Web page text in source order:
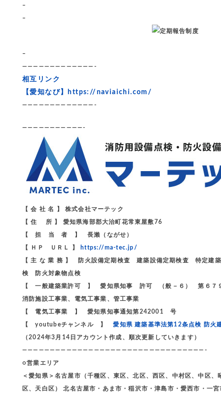
–
–
–
—————————————-
相互リンク
【愛知なび】
https://naviaichi.com/
—————————————-
———————————-
【 会 社 名 】 株式会社マーテック
【 住 所 】 愛知県海部郡大治町花常東屋敷76
【 担 当 者 】 長瀨（ながせ）
【 ＨＰ ＵＲＬ 】 https://ma-tec.jp/
【 主 な 業 務 】 防火設備定期検査 建築設備定期検査 特定
検 防火対象物点検
【 一般建築業許可 】 愛知県知事 許可 （般－６） 第６７
消防施設工事業、電気工事業、管工事業
【 電気工事業 】 愛知県知事通知第242001 号
【 youtubeチャンネル 】愛知県 建築基準法第12条点検 防火
（2024年3月14日アカウント作成、順次更新していきます）
—————————————————————————————————-
○営業エリア
＜愛知県＞名古屋市（千種区、東区、北区、西区、中村区、中区
区、天白区） 北名古屋市・あま市・稲沢市・津島市・愛西市・一